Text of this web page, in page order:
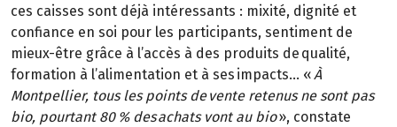
ces caisses sont déjà intéressants : mixité, dignité et
confiance en soi pour les participants, sentiment de
mieux-être grâce à l’accès à des produits de qualité,
formation à l’alimentation et à ses impacts… «À
Montpellier, tous les points de vente retenus ne sont pas
bio, pourtant 80 % des achats vont au bio», constate